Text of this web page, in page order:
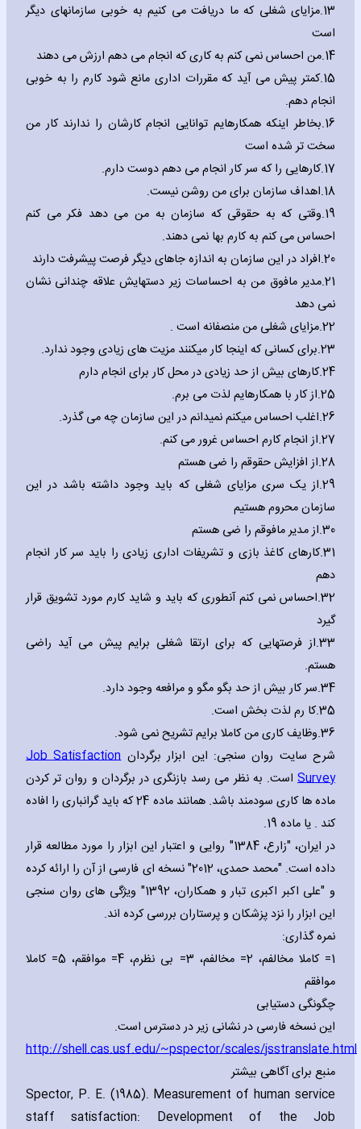
13. مزایای شغلی که ما دریافت می کنیم به خوبی سازمانهای دیگر
است
14. من احساس نمی کنم به کاری که انجام می دهم ارزش می دهند
15. کمتر پیش می آید که مقررات اداری مانع شود کارم را به خوبی
انجام دهم.
16. بخاطر اینکه همکارهایم توانایی انجام کارشان را ندارند کار من
سخت تر شده است
17. کارهایی را که سر کار انجام می دهم دوست دارم.
18. اهداف سازمان برای من روشن نیست.
19. وقتی که به حقوقی که سازمان به من می دهد فکر می کنم
احساس می کنم به کارم بها نمی دهند.
20. افراد در این سازمان به اندازه جاهای دیگر فرصت پیشرفت دارند
21.مدیر مافوق من به احساسات زیر دستهایش علاقه چندانی نشان
نمی دهد
22.مزایای شغلی من منصفانه است .
23. برای کسانی که اینجا کار میکنند مزیت های زیادی وجود ندارد.
24.کارهای بیش از حد زیادی در محل کار برای انجام دارم
25. از کار با همکارهایم لذت می برم.
26. اغلب احساس میکنم نمیدانم در این سازمان چه می گذرد.
27. از انجام کارم احساس غرور می کنم.
28. از افزایش حقوقم را ضی هستم
29. از یک سری مزایای شغلی که باید وجود داشته باشد در این
سازمان محروم هستیم
30. از مدیر مافوقم را ضی هستم
31.کارهای کاغذ بازی و تشریفات اداری زیادی را باید سر کار انجام
دهم
32. احساس نمی کنم آنطوری که باید و شاید کارم مورد تشویق قرار
گیرد
33. از فرصتهایی که برای ارتقا شغلی برایم پیش می آید راضی
هستم.
34. سر کار بیش از حد بگو مگو و مرافعه وجود دارد.
35.کا رم لذت بخش است.
36. وظایف کاری من کاملا برایم تشریح نمی شود.
شرح سایت روان سنجی: این ابزار برگردانJob Satisfaction
Survey است. به نظر می رسد بازنگری در برگردان و روان تر کردن
ماده ها کاری سودمند باشد. همانند ماده 24 که باید گرانباری را افاده
کند . یا ماده 19.
در ایران، "زارع، 1384" روایی و اعتبار این ابزار را مورد مطالعه قرار
داده است. "محمد حمدی، 2012" نسخه ای فارسی از آن را ارائه کرده
و "علی اکبر اکبری تبار و همکاران، 1392" ویژگی های روان سنجی
این ابزار را نزد پزشکان و پرستاران بررسی کرده اند.
نمره گذاری:
1= کاملا مخالفم، 2= مخالفم، 3= بی نظرم، 4= موافقم، 5= کاملا
موافقم
چگونگی دستیابی
این نسخه فارسی در نشانی زیر در دسترس است.
http://shell.cas.usf.edu/~pspector/scales/jsstranslate.html
منبع برای آگاهی بیشتر
Spector‚ P. E. (1985). Measurement of human service
staff satisfaction: Development of the Job